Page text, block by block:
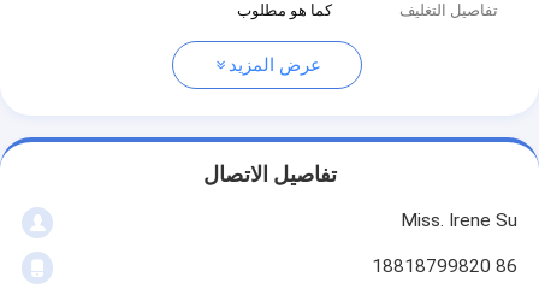
تفاصيل التغليف
كما هو مطلوب
عرض المزيد
تفاصيل الاتصال
Miss. Irene Su
86 18818799820